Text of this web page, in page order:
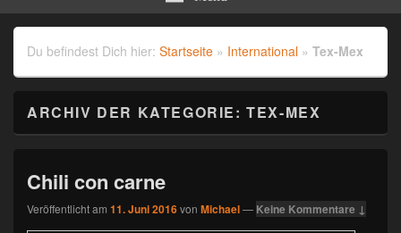
Du befindest Dich hier: Startseite » International » Tex-Mex
ARCHIV DER KATEGORIE:TEX-MEX
Chili con carne
Veröffentlicht am 11. Juni 2016von Michael— Keine Kommentare ↓